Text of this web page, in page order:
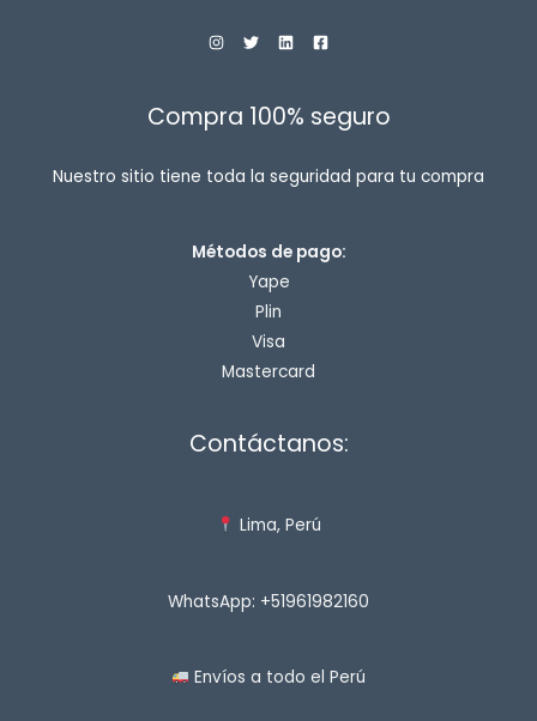
Compra 100% seguro
Nuestro sitio tiene toda la seguridad para tu compra
Métodos de pago:
Yape
Plin
Visa
Mastercard
Contáctanos:
Lima, Perú
WhatsApp: +51961982160
Envíos a todo el Perú